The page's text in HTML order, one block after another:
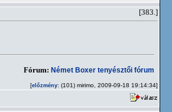
[383.]
Fórum: Német Boxer tenyésztői fórum
[előzmény: (101) mirimo, 2009-09-18 19:14:34]